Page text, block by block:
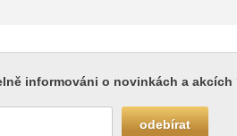
informováni o novinkách a akcích